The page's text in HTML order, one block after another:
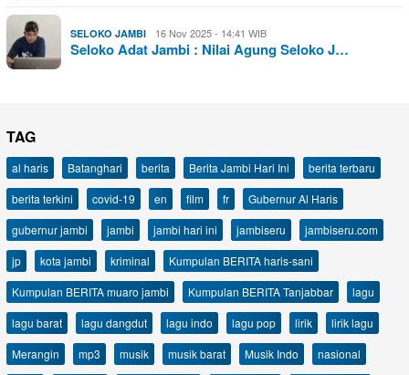
SELOKO JAMBI 16 Nov 2025 - 14:41 WIB
Seloko Adat Jambi : Nilai Agung Seloko J…
TAG
al haris Batanghari berita Berita Jambi Hari Ini
berita terbaru
berita terkini
covid-19 en film fr
Gubernur Al Haris
gubernur jambi
jambi jambi hari ini jambiseru
jambiseru.com
jp
kota jambi kriminal
Kumpulan BERITA haris-sani
Kumpulan BERITA muaro jambi
Kumpulan BERITA Tanjabbar
lagu
lagu barat
lagu dangdut lagu indo lagu pop lirik
lirik lagu
Merangin
mp3 musik musik barat Musik Indo
nasional